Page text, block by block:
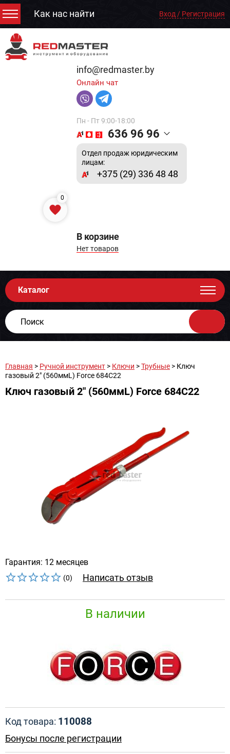
Как нас найти Вход / Регистрация
info@redmaster.by
Онлайн чат
Пн - Пт 9:00-18:00
636 96 96
Отдел продаж юридическим
лицам:
+375 (29) 336 48 48
0
В корзине
Нет товаров
Каталог
Главная > Ручной инструмент > Ключи >Трубные > Ключ
газовый 2" (560ммL) Force 684C22
Ключ газовый 2" (560ммL) Force 684C22
Гарантия: 12 месяцев
(0) Написать отзыв
В наличии
Код товара: 110088
Бонусы после регистрации